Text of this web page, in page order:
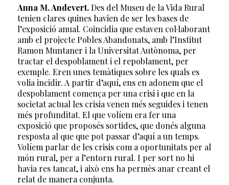
Anna M. Andevert.Des del Museu de la Vida Rural
tenien clares quines havien de ser les bases de
l’exposició anual. Coincidia que estaven col·laborant
amb el projecte Pobles Abandonats, amb l’Institut
Ramon Muntaner i la Universitat Autònoma, per
tractar el despoblament i el repoblament, per
exemple. Eren unes temàtiques sobre les quals es
volia incidir. A partir d’aquí, ens en adonem que el
despoblament comença per una crisi i que en la
societat actual les crisia venen més seguides i tenen
més profunditat. El que volíem era fer una
exposició que proposés sortides, que donés alguna
resposta al que que pot passar d’aquí a un temps.
Volíem parlar de les crisis com a oportunitats per al
món rural, per a l’entorn rural. I per sort no hi
havia res tancat, i això ens ha permès anar creant el
relat de manera conjunta.